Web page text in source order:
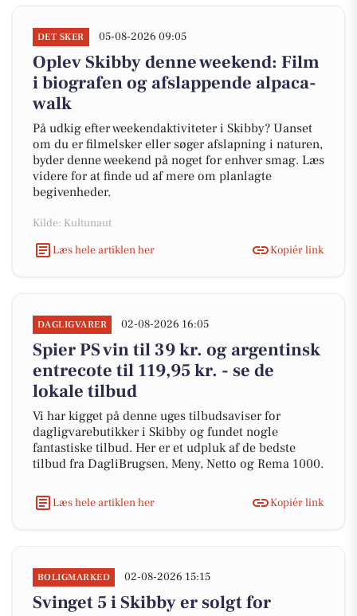
DET SKER 05-08-2026 09:05
Oplev Skibby denne weekend: Film
i biografen og afslappende alpaca-
walk
På udkig efter weekendaktiviteter i Skibby? Uanset
om du er filmelsker eller søger afslapning i naturen,
byder denne weekend på noget for enhver smag. Læs
videre for at finde ud af mere om planlagte
begivenheder.
Kilde: Kultunaut
Læs hele artiklen her
Kopiér link
DAGLIGVARER 02-08-2026 16:05
Spier PS vin til 39 kr. og argentinsk
entrecote til 119,95 kr. - se de
lokale tilbud
Vi har kigget på denne uges tilbudsaviser for
dagligvarebutikker i Skibby og fundet nogle
fantastiske tilbud. Her er et udpluk af de bedste
tilbud fra DagliBrugsen, Meny, Netto og Rema 1000.
Læs hele artiklen her Kopiér link
BOLIGMARKED 02-08-2026 15:15
Svinget 5 i Skibby er solgt for